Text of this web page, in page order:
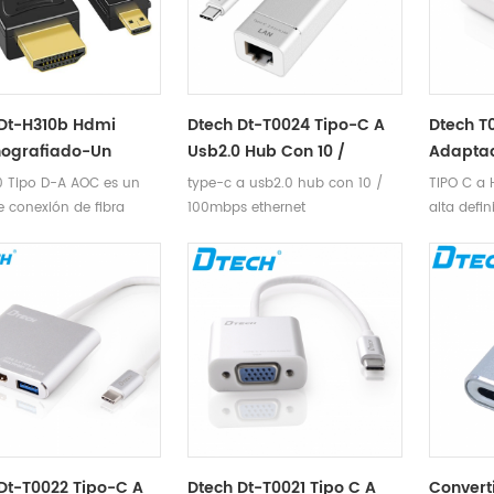
H310b Hdmi
Un
Fibra De 16 M
Tipo D-A AOC es un
conexión de fibra
fotoeléctrico. " s
45 ° La tecnología
FA, utiliza fibra
medio de
de la señal HDMI,
protocolo HDMI2.0.
con la carcasa
madura y
Dtech Dt-T0024 Tipo-C A
Usb2.0 Hub Con 10 /
100mbps Ethernet
type-c a usb2.0 hub con 10 /
100mbps ethernet
Dtech
TIPO C a
alta
monitor
hasta
banda
T0022 Tipo-C A
Dtech Dt-T0021 Tipo C A